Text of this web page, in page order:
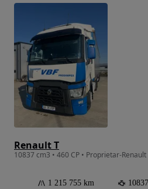
Renault T
10837 cm3 • 460 CP • Proprietar-
1 215 755 km